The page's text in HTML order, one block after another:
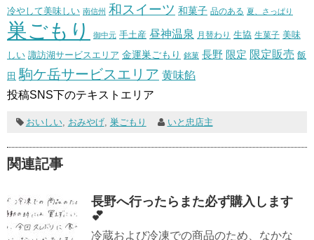
冷やして美味しい 南信州 和スイーツ 和菓子 品のある 夏、さっぱり
巣ごもり 御中元 手土産 昼神温泉 月替わり 生協 生菓子 美味
しい 諏訪湖サービスエリア 金運巣ごもり 銘菓 長野 限定 限定販売 飯
田 駒ケ岳サービスエリア 黄味餡
投稿SNS下のテキストエリア
おいしい, おみやげ, 巣ごもり いと忠店主
関連記事
長野へ行ったらまた必ず購入します
💕
冷蔵および冷凍での商品のため、なかな